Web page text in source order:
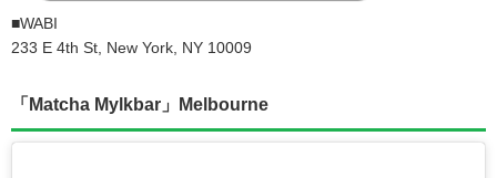
■WABI
233 E 4th St, New York, NY 10009
「Matcha Mylkbar」Melbourne